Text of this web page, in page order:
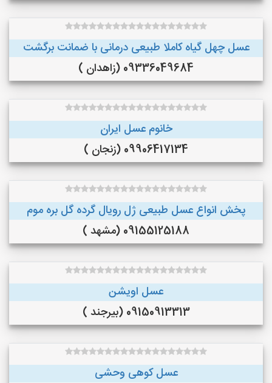
عسل چهل گیاه کاملا طبیعی درمانی با ضمانت برگشت
09336049684 (زاهدان )
خانوم عسل ایران
09906417134 (زنجان )
پخش انواع عسل طبیعی ژل رویال گرده گل بره موم
09155125188 (مشهد )
عسل اویشن
09150913313 (بیرجند )
عسل کوهی وحشی